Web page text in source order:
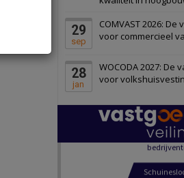
29
sep
COMVAST 2026: De
voor commercieel
28
jan
WOCODA 2027: De
voor
Schiedam
22 september 2026
28 september 2026